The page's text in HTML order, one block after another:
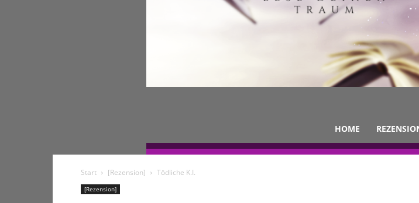
HOME
Start [Rezension] Tödliche K.I.
[Rezension]